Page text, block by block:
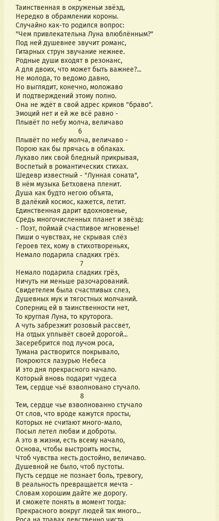
Таинственная в окруженьи звёзд,
Нередко в обрамлении короны.
Случайно как-то родился вопрос:
"Чем привлекательна Луна влюблённым?"
Под ней душевнее звучит романс,
Гитарных струн звучание нежнее.
Родные души входят в резонанс,
А для двоих, что может быть важнее?...
Не молода, то ведомо давно,
Но выглядит, конечно, моложаво
И подтверждений этому полно.
Она не ждёт в свой адрес криков "браво".
Эмоций нет и ей же всё равно -
Плывёт по небу молча, величаво
                                6
Плывёт по небу молча, величаво -
Порою как бы прячась в облаках.
Лукаво лик свой бледный прикрывая,
Воспетый в романтических стихах.
Шедевр известный - "Лунная соната",
В нём музыка Бетховена пленит.
Душа как будто негою объята,
В далёкий космос, кажется, летит.
Единственная дарит вдохновенье,
Средь многочисленных планет и звёзд:
- Поэт, поймай счастливое мгновенье!
Пиши о чувствах, не скрывая слёз
Героев тех, кому в стихотвореньях,
Немало подарила сладких грёз.
                                 7
Немало подарила сладких грёз,
Ничуть ни меньше разочарований.
Свидетелем была счастливых слез,
Душевных мук и тягостных молчаний.
Соперниц ей в таинственности нет,
То круглая Луна, то круторога.
А чуть забрезжит розовый рассвет,
На отдых уплывёт своей дорогой...
Засеребрится под лучом роса,
Тумана растворится покрывало,
Покроются лазурью Небеса
И это дня прекрасного начало.
Который вновь подарит чудеса
Тем, сердце чьё взволновано стучало.
                                 8
Тем, сердце чье взволнованно стучало
От слов, что вроде кажутся просты,
Которых не считают много-мало,
Посыл летел любви и доброты.
А это в жизни, есть всему начало,
Основа, чтобы выстроить мосты,
Чтоб чувства несть достойно, величаво.
Душевной не было, чтоб пустоты.
Пусть сердце не познает боль, тревогу,
В реальность превращается мечта -
Словам хорошим дайте же дорогу.
И сможете понять в момент тогда:
Прекрасного вокруг людей так много...